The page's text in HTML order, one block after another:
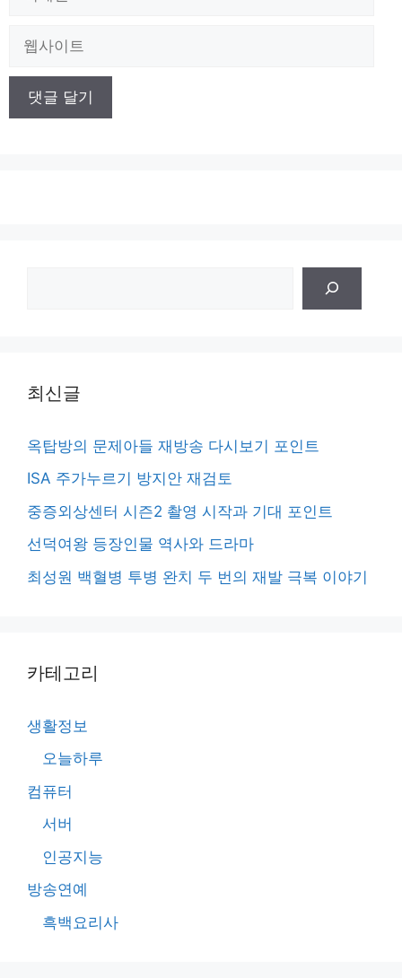
최신글
옥탑방의 문제아들 재방송 다시보기 포인트
ISA 주가누르기 방지안 재검토
중증외상센터 시즌2 촬영 시작과 기대 포인트
선덕여왕 등장인물 역사와 드라마
최성원 백혈병 투병 완치 두 번의 재발 극복 이야기
카테고리
생활정보
오늘하루
컴퓨터
서버
인공지능
방송연예
흑백요리사